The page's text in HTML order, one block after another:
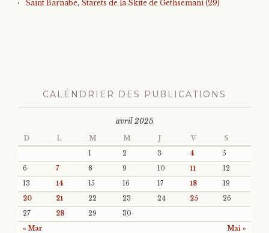
Saint Barnabé, Starets de la Skite de Gethsémani (29)
CALENDRIER DES PUBLICATIONS
avril 2025
D L M M J V S
« Mar Mai »
1 2 3 4
5
6
7 8 9 10 11
12
13
14 15 16 17 18
19
20
21 22 23 24 25
26
27
28 29 30